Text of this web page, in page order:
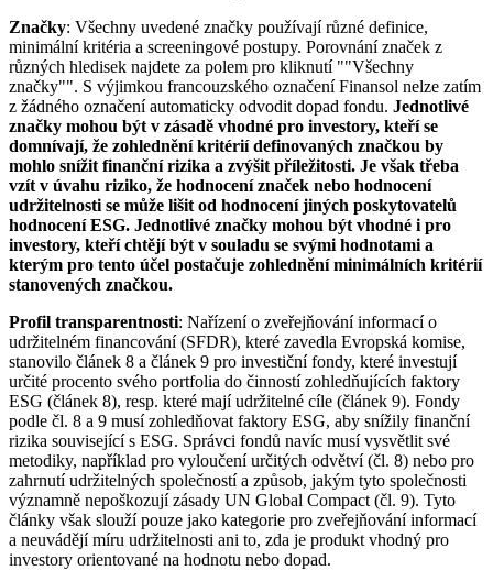
Značky: Všechny uvedené značky používají různé definice,
minimální kritéria a screeningové postupy. Porovnání značek z
různých hledisek najdete za polem pro kliknutí ""Všechny
značky"". S výjimkou francouzského označení Finansol nelze zatím
z žádného označení automaticky odvodit dopad fondu. Jednotlivé
značky mohou být v zásadě vhodné pro investory, kteří se
domnívají, že zohlednění kritérií definovaných značkou by
mohlo snížit finanční rizika a zvýšit příležitosti. Je však třeba
vzít v úvahu riziko, že hodnocení značek nebo hodnocení
udržitelnosti se může lišit od hodnocení jiných poskytovatelů
hodnocení ESG. Jednotlivé značky mohou být vhodné i pro
investory, kteří chtějí být v souladu se svými hodnotami a
kterým pro tento účel postačuje zohlednění minimálních kritérií
stanovených značkou.
Profil transparentnosti: Nařízení o zveřejňování informací o
udržitelném financování (SFDR), které zavedla Evropská komise,
stanovilo článek 8 a článek 9 pro investiční fondy, které investují
určité procento svého portfolia do činností zohledňujících faktory
ESG (článek 8), resp. které mají udržitelné cíle (článek 9). Fondy
podle čl. 8 a 9 musí zohledňovat faktory ESG, aby snížily finanční
rizika související s ESG. Správci fondů navíc musí vysvětlit své
metodiky, například pro vyloučení určitých odvětví (čl. 8) nebo pro
zahrnutí udržitelných společností a způsob, jakým tyto společnosti
významně nepoškozují zásady UN Global Compact (čl. 9). Tyto
články však slouží pouze jako kategorie pro zveřejňování informací
a neuvádějí míru udržitelnosti ani to, zda je produkt vhodný pro
investory orientované na hodnotu nebo dopad.